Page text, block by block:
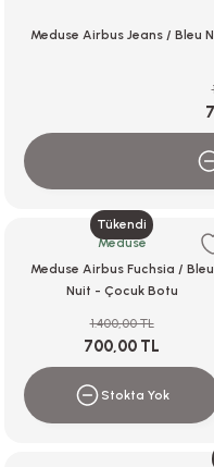
Meduse Airbus Jeans / Bleu
Tükendi
Meduse
Meduse Airbus Fuchsia / Bleu
Nuit - Çocuk Botu
700,00 TL
1.400,00 TL
Stokta Yok